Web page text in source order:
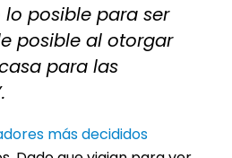
lo posible para ser
posible al otorgar
para las
más decididos